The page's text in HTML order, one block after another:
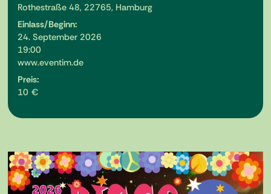
Rothestraße 48, 22765, Hamburg
Einlass/Beginn:
24. September 2026
19:00
www.eventim.de
Preis:
10